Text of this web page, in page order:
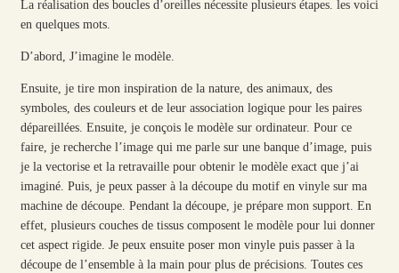
La réalisation des boucles d’oreilles nécessite plusieurs étapes. les voici
en quelques mots.
D’abord, J’imagine le modèle.
Ensuite, je tire mon inspiration de la nature, des animaux, des
symboles, des couleurs et de leur association logique pour les paires
dépareillées. Ensuite, je conçois le modèle sur ordinateur. Pour ce
faire, je recherche l’image qui me parle sur une banque d’image, puis
je la vectorise et la retravaille pour obtenir le modèle exact que j’ai
imaginé. Puis, je peux passer à la découpe du motif en vinyle sur ma
machine de découpe. Pendant la découpe, je prépare mon support. En
effet, plusieurs couches de tissus composent le modèle pour lui donner
cet aspect rigide. Je peux ensuite poser mon vinyle puis passer à la
découpe de l’ensemble à la main pour plus de précisions. Toutes ces